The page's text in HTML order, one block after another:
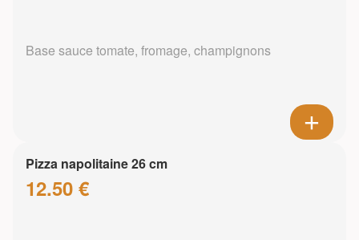
Base sauce tomate, fromage, champignons
Pizza napolitaine 26 cm
12.50 €